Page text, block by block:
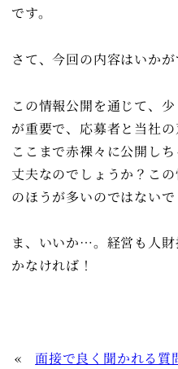
です。
さて、今回の内容はいか
この情報公開を通じて、
が重要で、応募者と当社
ここまで赤裸々に公開し
丈夫なのでしょうか？こ
のほうが多いのではないで
ま、いいか…。経営も人
かなければ！
«
面接で良く聞かれる